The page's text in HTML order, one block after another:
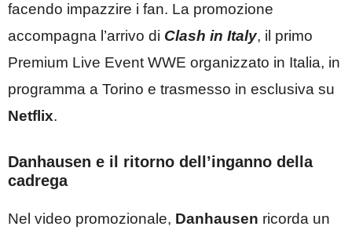
facendo impazzire i fan. La promozione
accompagna l’arrivo di Clash in Italy, il primo
Premium Live Event WWE organizzato in Italia, in
programma a Torino e trasmesso in esclusiva su
Netflix.
Danhausen e il ritorno dell’inganno della
cadrega
Nel video promozionale, Danhausen ricorda un